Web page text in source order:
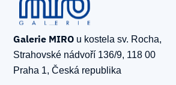
Galerie MIRO u kostela sv. Rocha,
Strahovské nádvoří 136/9, 118 00
Praha 1, Česká republika